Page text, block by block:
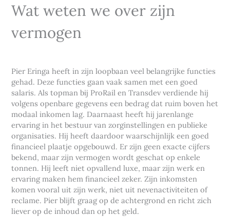
Wat weten we over zijn
vermogen
Pier Eringa heeft in zijn loopbaan veel belangrijke functies
gehad. Deze functies gaan vaak samen met een goed
salaris. Als topman bij ProRail en Transdev verdiende hij
volgens openbare gegevens een bedrag dat ruim boven het
modaal inkomen lag. Daarnaast heeft hij jarenlange
ervaring in het bestuur van zorginstellingen en publieke
organisaties. Hij heeft daardoor waarschijnlijk een goed
financieel plaatje opgebouwd. Er zijn geen exacte cijfers
bekend, maar zijn vermogen wordt geschat op enkele
tonnen. Hij leeft niet opvallend luxe, maar zijn werk en
ervaring maken hem financieel zeker. Zijn inkomsten
komen vooral uit zijn werk, niet uit nevenactiviteiten of
reclame. Pier blijft graag op de achtergrond en richt zich
liever op de inhoud dan op het geld.